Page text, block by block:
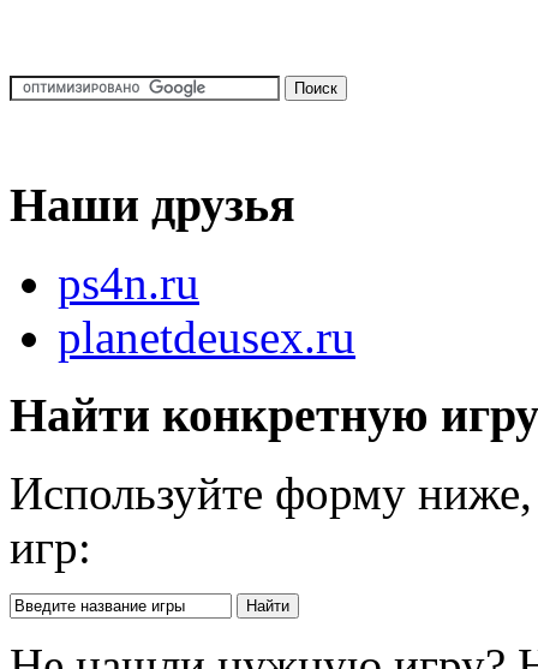
Наши друзья
ps4n.ru
planetdeusex.ru
Найти конкретную
Используйте форму
игр: